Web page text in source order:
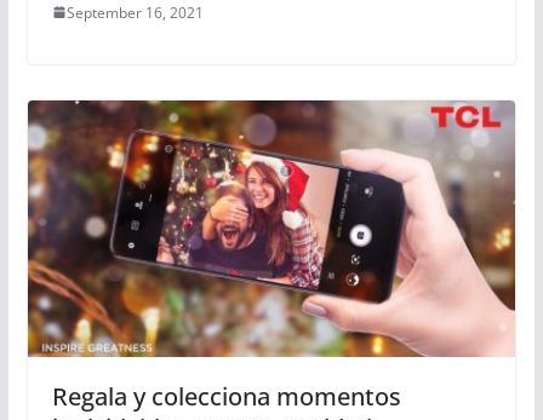
September 16, 2021
Regala y colecciona momentos